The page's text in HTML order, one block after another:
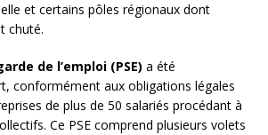
et certains pôles régionaux dont
chuté.
de l’emploi (PSE) a été
conformément aux obligations légales
de plus de 50 salariés procédant à
Ce PSE comprend plusieurs volets